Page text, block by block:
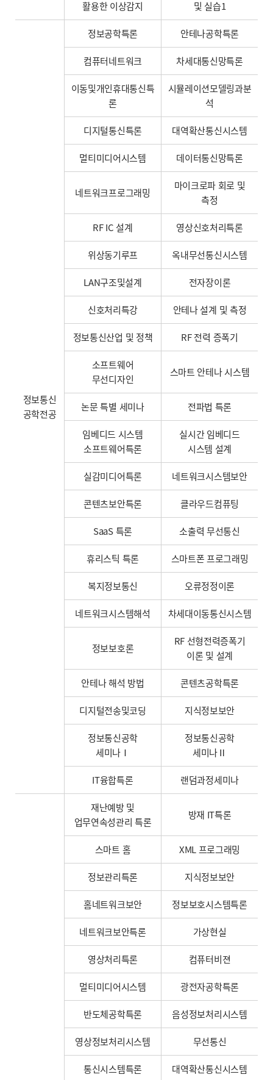
활용한 이상감지 및 실습1
정보통신
공학전공
정보공학특론 안테나공학특론
컴퓨터네트워크 차세대통신망특론
이동및개인휴대통신특
론
시뮬레이션모델링과분
석
디지털통신특론 대역확산통신시스템
멀티미디어시스템 데이터통신망특론
네트워크프로그래밍
마이크로파 회로 및
측정
RF IC 설계 영상신호처리특론
위상동기루프 옥내무선통신시스템
LAN구조및설계 전자장이론
신호처리특강 안테나 설계 및 측정
정보통신산업 및 정책 RF 전력 증폭기
소프트웨어
무선디자인
스마트 안테나 시스템
논문 특별 세미나 전파법 특론
임베디드 시스템
소프트웨어특론
실시간 임베디드
시스템 설계
실감미디어특론 네트워크시스템보안
콘텐츠보안특론 클라우드컴퓨팅
SaaS 특론 소출력 무선통신
휴리스틱 특론 스마트폰 프로그래밍
복지정보통신 오류정정이론
네트워크시스템해석 차세대이동통신시스템
정보보호론
RF 선형전력증폭기
이론 및 설계
안테나 해석 방법 콘텐츠공학특론
디지털전송및코딩 지식정보보안
정보통신공학
세미나Ⅰ
정보통신공학
세미나Ⅱ
IT융합특론 랜덤과정세미나
재난예방 및
업무연속성관리 특론
방재 IT특론
스마트 홈 XML 프로그래밍
정보관리특론 지식정보보안
홈네트워크보안 정보보호시스템특론
네트워크보안특론 가상현실
영상처리특론 컴퓨터비젼
멀티미디어시스템 광전자공학특론
반도체공학특론 음성정보처리시스템
영상정보처리시스템 무선통신
통신시스템특론 대역확산통신시스템